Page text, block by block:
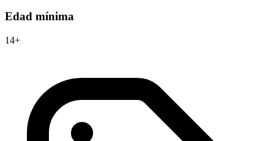
Edad mínima
14+